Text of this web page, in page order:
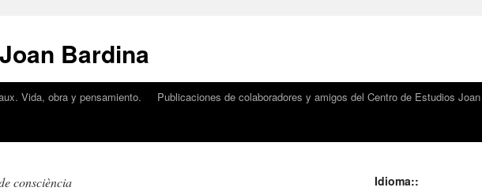
Bardina
Vida, obra y pensamiento.
Publicaciones de colaboradores y amigos del Centro de Estudios
consciència Idioma::